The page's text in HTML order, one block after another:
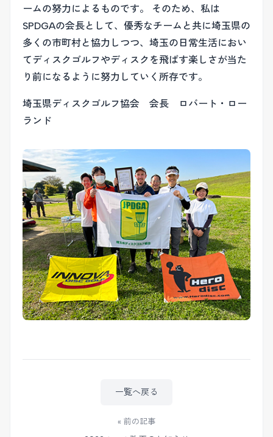
ームの努力によるものです。 そのため、私は
SPDGAの会長として、優秀なチームと共に埼玉県の
多くの市町村と協力しつつ、埼玉の日常生活におい
てディスクゴルフやディスクを飛ばす楽しさが当た
り前になるように努力していく所存です。
埼玉県ディスクゴルフ協会 会長 ロバート・ロー
ランド
« 前の記事
一覧へ戻る